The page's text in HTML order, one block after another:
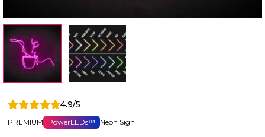
4.9/5
PREMIUM PowerLEDs™ Neon Sign